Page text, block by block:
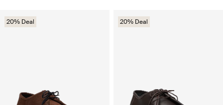
20% Deal 20% Deal